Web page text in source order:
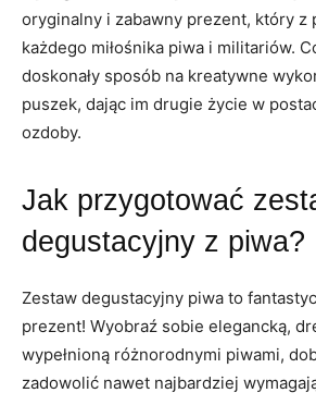
oryginalny i zabawny prezent, który z
każdego miłośnika piwa i militariów.
doskonały sposób na kreatywne
puszek, dając im drugie życie w
ozdoby.
Jak przygotować
degustacyjny z piwa?
Zestaw degustacyjny piwa to
prezent! Wyobraź sobie elegancką,
wypełnioną różnorodnymi piwami,
zadowolić nawet najbardziej